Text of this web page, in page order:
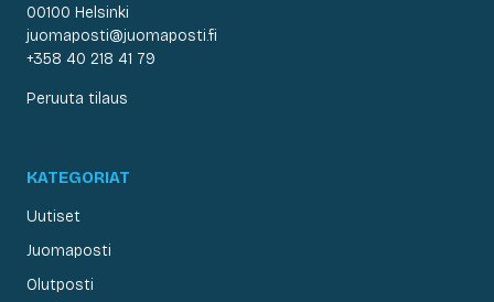
00100 Helsinki
juomaposti@juomaposti.fi
+358 40 218 41 79
Peruuta tilaus
KATEGORIAT
Uutiset
Juomaposti
Olutposti